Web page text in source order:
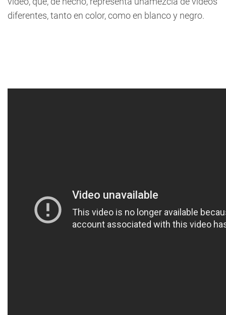
diferentes, tanto en color, como en blanco y negro.